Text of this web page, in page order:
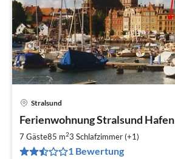
Stralsund
Ferienwohnung Stralsund Hafen
7 Gäste85 m23 Schlafzimmer (+1)
1 Bewertung